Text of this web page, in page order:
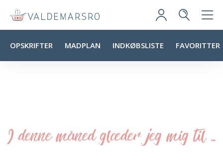
OPSKRIFTER MADPLAN INDKØBSLISTE FAVORITTER
I denne måned glæder jeg mig til ...